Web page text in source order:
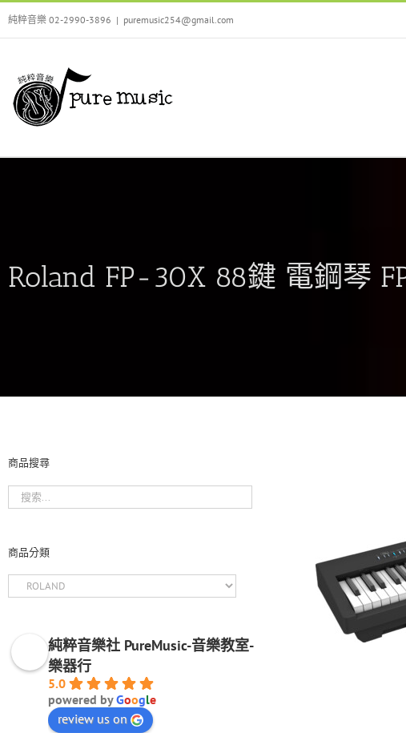
Skip
content
純粹音樂 02-2990-3896 | puremusic254@gmail.com
Roland FP-30X 88鍵 電鋼琴
商品搜尋
商品分類
純粹音樂社 PureMusic-音樂教室-
樂器行
5.0
powered byGoogle
review us on